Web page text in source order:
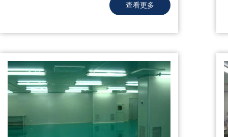
查看更多